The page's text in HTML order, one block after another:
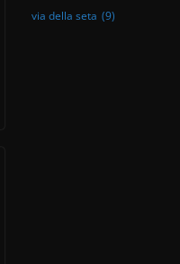
via della seta (9)